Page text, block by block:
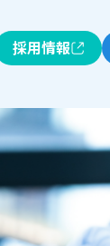
採用情報